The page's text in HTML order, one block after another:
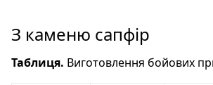
З каменю сапфір
Таблиця. Виготовлення бойових